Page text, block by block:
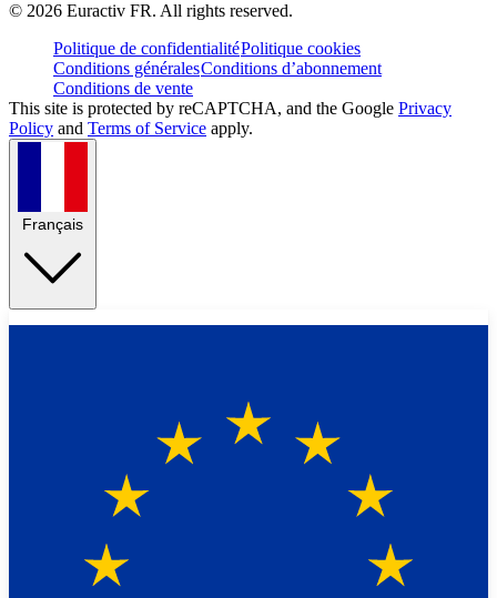
© 2026 Euractiv FR. All rights reserved.
Politique de confidentialitéPolitique cookies
Conditions généralesConditions d’abonnement
Conditions de vente
This site is protected by reCAPTCHA, and the Google Privacy
Policy and Terms of Service apply.
Français